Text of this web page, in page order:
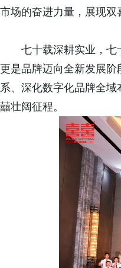
市场的奋进力量，展现
七十载深耕实业，
更是品牌迈向全新发展
系、深化数字化品牌全
囍壮阔征程。